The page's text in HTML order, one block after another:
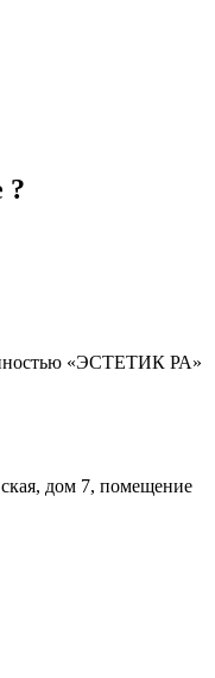
?
«ЭСТЕТИК РА»
дом 7, помещение